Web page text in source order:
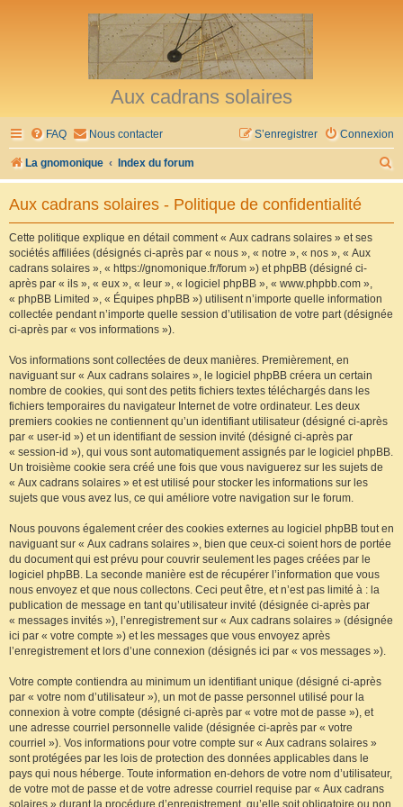
Aux cadrans solaires
FAQ Nous contacter Connexion
S’enregistrer
La gnomonique Index du forum
e
Aux cadrans solaires - Politique de confidentialité
Cette politique explique en détail comment « Aux cadrans solaires » et ses
sociétés affiliées (désignés ci-après par « nous », « notre », « nos », « Aux
cadrans solaires », « https://gnomonique.fr/forum ») et phpBB (désigné ci-
après par « ils », « eux », « leur », « logiciel phpBB », « www.phpbb.com »,
« phpBB Limited », « Équipes phpBB ») utilisent n’importe quelle information
collectée pendant n’importe quelle session d’utilisation de votre part (désignée
ci-après par « vos informations »).
Vos informations sont collectées de deux manières. Premièrement, en
naviguant sur « Aux cadrans solaires », le logiciel phpBB créera un certain
nombre de cookies, qui sont des petits fichiers textes téléchargés dans les
fichiers temporaires du navigateur Internet de votre ordinateur. Les deux
premiers cookies ne contiennent qu’un identifiant utilisateur (désigné ci-après
par « user-id ») et un identifiant de session invité (désigné ci-après par
« session-id »), qui vous sont automatiquement assignés par le logiciel phpBB.
Un troisième cookie sera créé une fois que vous naviguerez sur les sujets de
« Aux cadrans solaires » et est utilisé pour stocker les informations sur les
sujets que vous avez lus, ce qui améliore votre navigation sur le forum.
Nous pouvons également créer des cookies externes au logiciel phpBB tout en
naviguant sur « Aux cadrans solaires », bien que ceux-ci soient hors de portée
du document qui est prévu pour couvrir seulement les pages créées par le
logiciel phpBB. La seconde manière est de récupérer l’information que vous
nous envoyez et que nous collectons. Ceci peut être, et n’est pas limité à : la
publication de message en tant qu’utilisateur invité (désignée ci-après par
« messages invités »), l’enregistrement sur « Aux cadrans solaires » (désignée
ici par « votre compte ») et les messages que vous envoyez après
l’enregistrement et lors d’une connexion (désignés ici par « vos messages »).
Votre compte contiendra au minimum un identifiant unique (désigné ci-après
par « votre nom d’utilisateur »), un mot de passe personnel utilisé pour la
connexion à votre compte (désigné ci-après par « votre mot de passe »), et
une adresse courriel personnelle valide (désignée ci-après par « votre
courriel »). Vos informations pour votre compte sur « Aux cadrans solaires »
sont protégées par les lois de protection des données applicables dans le
pays qui nous héberge. Toute information en-dehors de votre nom d’utilisateur,
de votre mot de passe et de votre adresse courriel requise par « Aux cadrans